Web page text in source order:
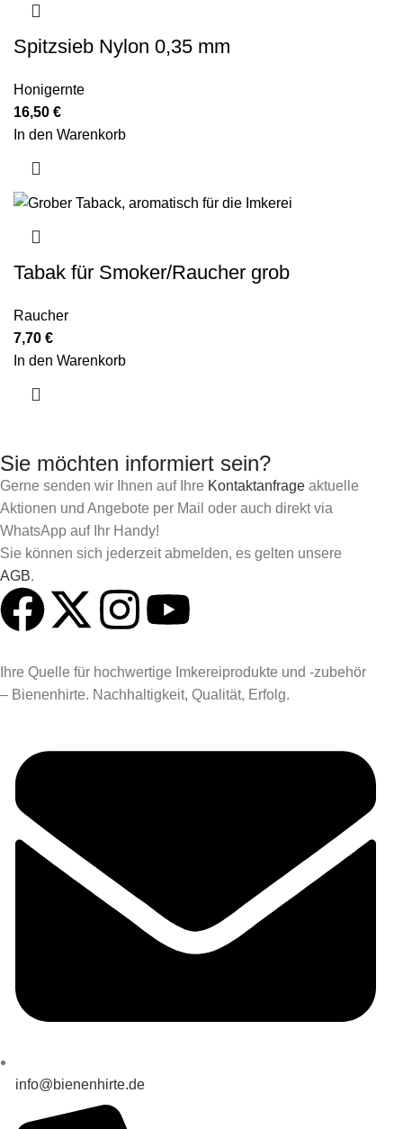
Spitzsieb Nylon 0,35 mm
Honigernte
16,50 €
In den Warenkorb
Tabak für Smoker/Raucher grob
Raucher
7,70 €
In den Warenkorb
Sie möchten informiert sein?
Gerne senden wir Ihnen auf Ihre Kontaktanfrage aktuelle
Aktionen und Angebote per Mail oder auch direkt via
WhatsApp auf Ihr Handy!
Sie können sich jederzeit abmelden, es gelten unsere
AGB.
Ihre Quelle für hochwertige Imkereiprodukte und -zubehör
– Bienenhirte. Nachhaltigkeit, Qualität, Erfolg.
info@bienenhirte.de